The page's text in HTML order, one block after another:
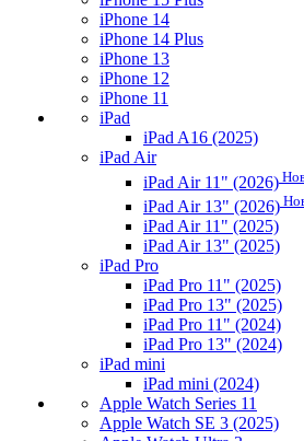
iPhone 14
iPhone 14 Plus
iPhone 13
iPhone 12
iPhone 11
iPad
iPad A16 (2025)
iPad Air
iPad Air 11" (2026)
iPad Air 13" (2026)
iPad Air 11" (2025)
iPad Air 13" (2025)
iPad Pro
iPad Pro 11" (2025)
iPad Pro 13" (2025)
iPad Pro 11" (2024)
iPad Pro 13" (2024)
iPad mini
iPad mini (2024)
Apple Watch Series 11
Apple Watch SE 3 (2025)